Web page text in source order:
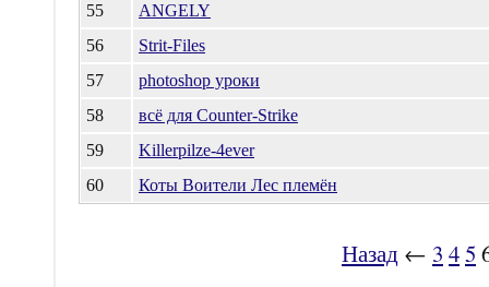
55
ANGELY
56
Strit-Files
57
photoshop уроки
58
всё для Counter-Strike
59
Killerpilze-4ever
60
Коты Воители Лес племён
Назад ← 3 45